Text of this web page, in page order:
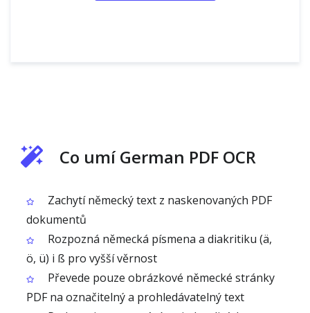
Co umí German PDF OCR
Zachytí německý text z naskenovaných PDF
dokumentů
Rozpozná německá písmena a diakritiku (ä,
ö, ü) i ß pro vyšší věrnost
Převede pouze obrázkové německé stránky
PDF na označitelný a prohledávatelný text